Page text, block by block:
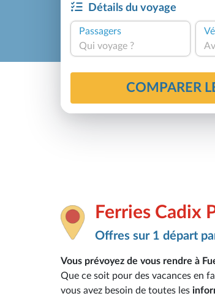
Détails du voyage
Passagers
Qui voyage ?
COMPARER
Ferries Cadix
Offres sur 1 départ
Vous prévoyez de vous rendre à
Que ce soit pour des vacances en
vous avez besoin de toutes les